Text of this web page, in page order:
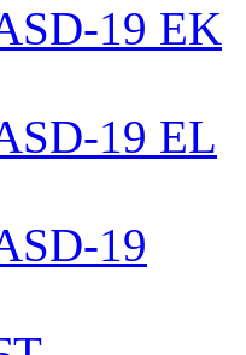
19 EK
19 EL
19